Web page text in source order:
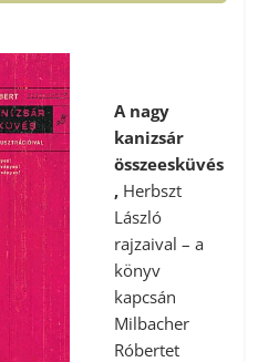
A nagy
kanizsár
összeesküvés
, Herbszt
László
rajzaival – a
könyv
kapcsán
Milbacher
Róbertet